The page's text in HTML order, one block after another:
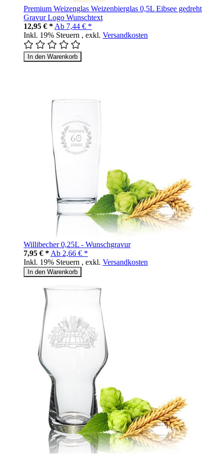
Premium Weizenglas Weizenbierglas 0,5L Eibsee gedreht
Gravur Logo Wunschtext
12,95 € * Ab 7,44 € *
Inkl. 19% Steuern , exkl. Versandkosten
In den Warenkorb
Willibecher 0,25L - Wunschgravur
7,95 € * Ab 2,66 € *
Inkl. 19% Steuern , exkl. Versandkosten
In den Warenkorb